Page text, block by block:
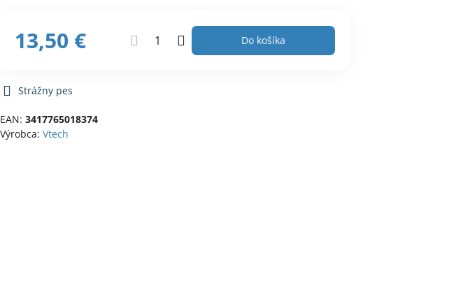
13,50 € Do košíka
Strážny pes
EAN: 3417765018374
Výrobca: Vtech